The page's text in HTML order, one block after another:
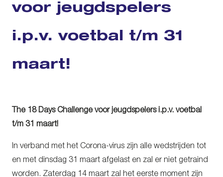
voor jeugdspelers
i.p.v. voetbal t/m 31
maart!
The 18 Days Challenge voor jeugdspelers i.p.v. voetbal
t/m 31 maart!
In verband met het Corona-virus zijn alle wedstrijden tot
en met dinsdag 31 maart afgelast en zal er niet getraind
worden. Zaterdag 14 maart zal het eerste moment zijn